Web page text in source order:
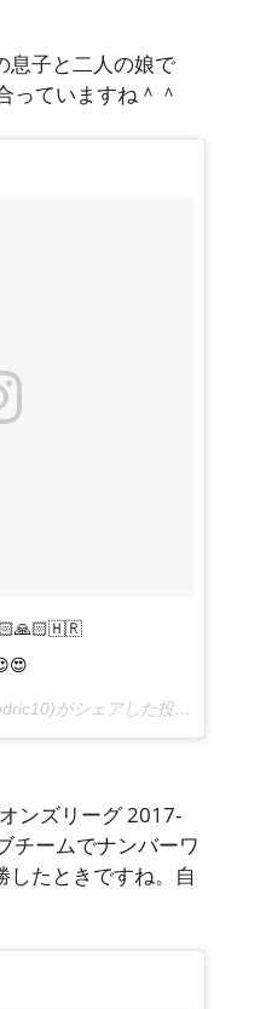
息子と二人の娘で
っていますね＾＾
がシェアした投稿 –
ンズリーグ 2017-
チームでナンバーワ
したときですね。自